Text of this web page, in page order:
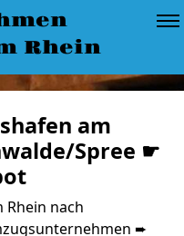
Rhein
am
Spree ☛
Rhein nach
➨